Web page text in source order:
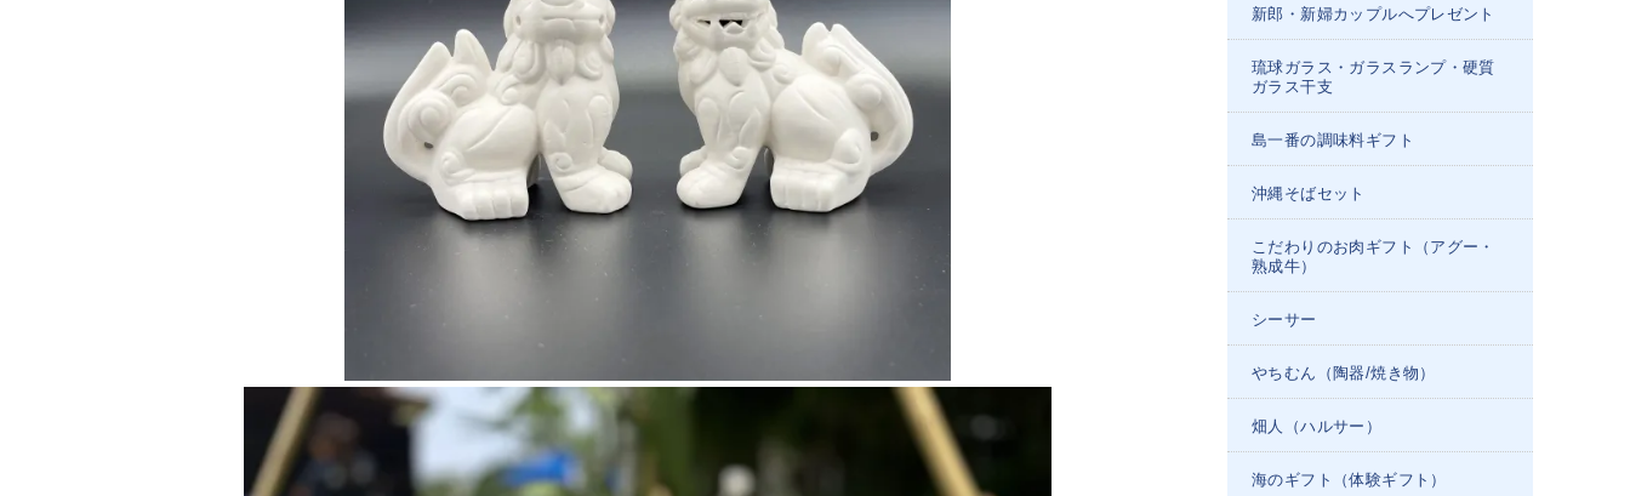
新郎・新婦カップルへプレゼント
琉球ガラス・ガラスランプ・硬質
ガラス干支
島一番の調味料ギフト
沖縄そばセット
こだわりのお肉ギフト（アグー・
熟成牛）
シーサー
やちむん（陶器/焼き物）
畑人（ハルサー）
海のギフト（体験ギフト）